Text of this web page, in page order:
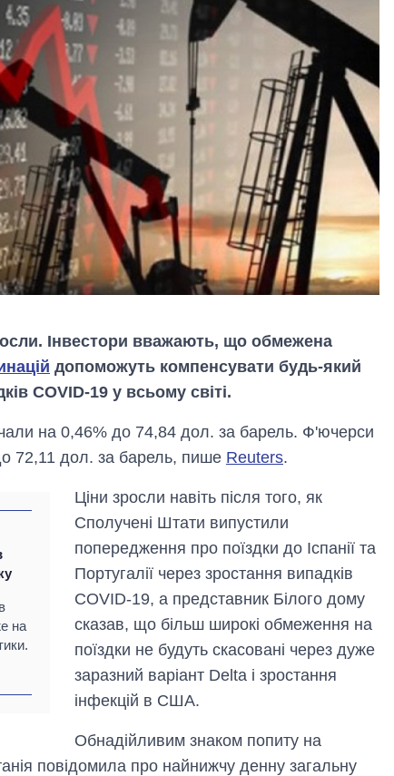
Інвестори вважають, що обмежена
допоможуть компенсувати будь-який
COVID-19 у всьому світі.
на 0,46% до 74,84 дол. за барель. Ф'ючерси
72,11 дол. за барель, пише Reuters.
на
Ціни зросли навіть після того, як
Сполучені Штати випустили
попередження про поїздки до Іспанії та
Португалії через зростання випадків
COVID-19, а представник Білого дому
сказав, що більш широкі обмеження на
поїздки не будуть скасовані через дуже
заразний варіант Delta і зростання
інфекцій в США.
Обнадійливим знаком попиту на
повідомила про найнижчу денну загальну
вирощували в